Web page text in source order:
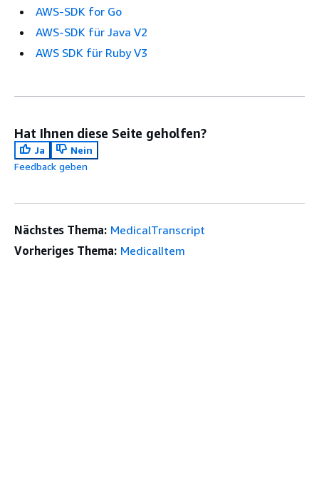
AWS-SDK for Go
AWS-SDK für Java V2
AWS SDK für Ruby V3
Hat Ihnen diese Seite geholfen?
Ja
Nein
Feedback geben
Nächstes Thema: MedicalTranscript
Vorheriges Thema: MedicalItem